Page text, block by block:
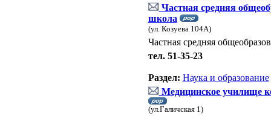
Частная средняя
школа
(ул. Козуева 104А)
Частная средняя
тел. 51-35-23
Раздел: Наука и образование
Медицинское училище
(ул.Галичская 1)